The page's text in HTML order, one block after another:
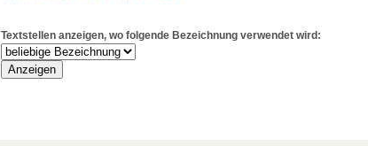
Textstellen anzeigen, wo folgende Bezeichnung verwendet wird: